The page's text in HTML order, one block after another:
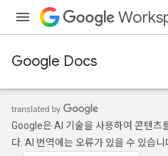
Google Docs
Google은 AI 기술을 사용하여 콘텐츠
다. AI 번역에는 오류가 있을 수 있습니